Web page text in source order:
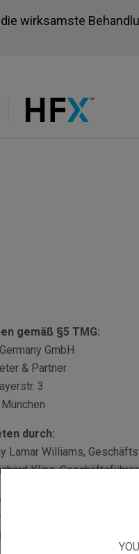
wirksamste
gemäß §5 TMG:
GmbH
& Partner
3
durch:
Lamar Williams,
Kline, Geschäftsführer
+49 157 35996638